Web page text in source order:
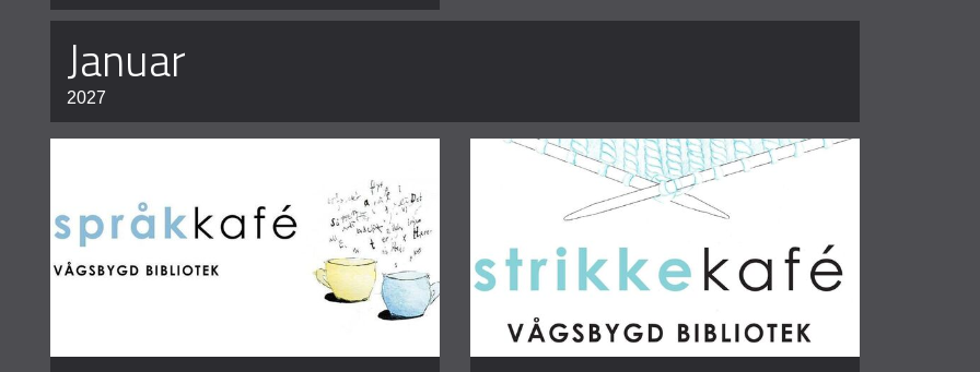
januar
2027